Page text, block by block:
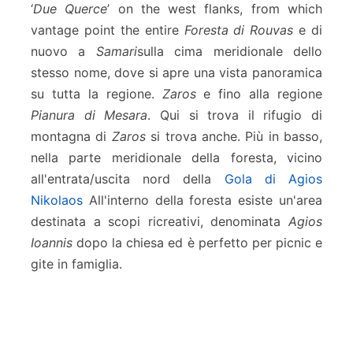
‘Due Querce’ on the west flanks, from which
vantage point the entire Foresta di Rouvas e di
nuovo a Samarisulla cima meridionale dello
stesso nome, dove si apre una vista panoramica
su tutta la regione. Zarose fino alla regione
Pianura di Mesara. Qui si trova il rifugio di
montagna di Zarossi trova anche. Più in basso,
nella parte meridionale della foresta, vicino
all'entrata/uscita nord della Gola di Agios
Nikolaos All'interno della foresta esiste un'area
destinata a scopi ricreativi, denominata Agios
Ioannis dopo la chiesa ed è perfetto per picnic e
gite in famiglia.